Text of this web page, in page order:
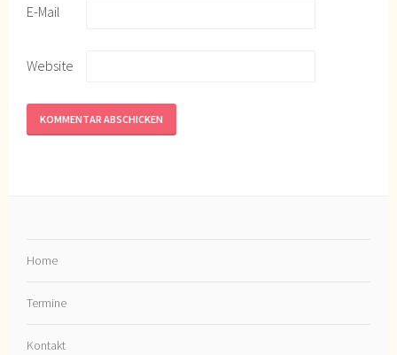
E-Mail
Website
Home
Termine
Kontakt